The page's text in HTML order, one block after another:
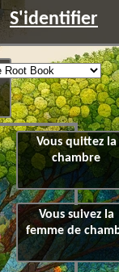
S'identifier
Vous quittez la
chambre
Vous suivez la
femme de